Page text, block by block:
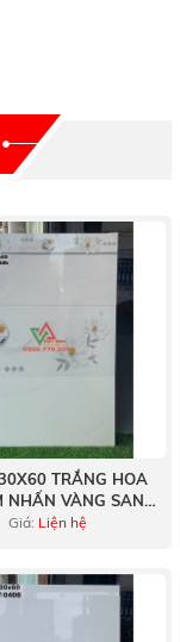
TRẮNG HOA
NHẤN VÀNG SANG
TRỌNG
Giá: Liện hệ